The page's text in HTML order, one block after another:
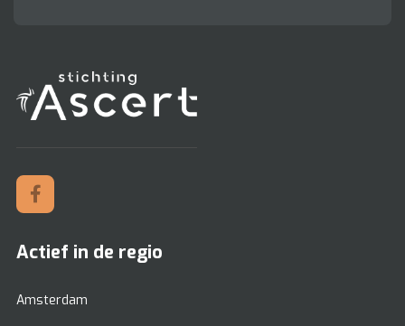
Actief in de regio
Amsterdam